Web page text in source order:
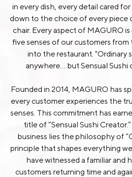
in every dish, every detail cared
down to the choice of every piece
chair. Every aspect of MAGURO
five senses of our customers
into the restaurant. "Ordinary
anywhere... but Sensual Sushi
Founded in 2014, MAGURO has
every customer experiences the
senses. This commitment has
title of “Sensual Sushi
business lies the philosophy of
principle that shapes everything
have witnessed a familiar and
customers returning time and